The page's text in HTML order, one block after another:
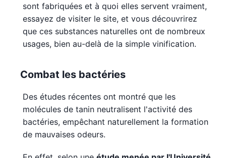
sont fabriquées et à quoi elles servent vraiment,
essayez de visiter le site, et vous découvrirez
que ces substances naturelles ont de nombreux
usages, bien au-delà de la simple vinification.
Combat les bactéries
Des études récentes ont montré que les
molécules de tanin neutralisent l'activité des
bactéries, empêchant naturellement la formation
de mauvaises odeurs.